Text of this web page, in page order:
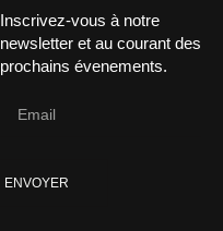
Inscrivez-vous à notre
newsletter et au courant des
prochains évenements.
ENVOYER